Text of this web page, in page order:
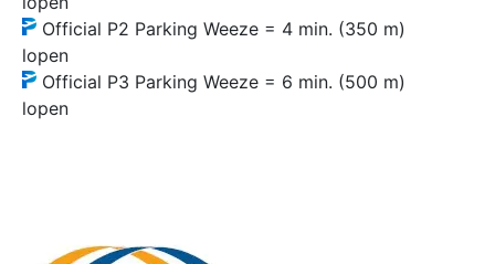
Official P2 Parking Weeze = 4 min. (350 m)
lopen
Official P3 Parking Weeze = 6 min. (500 m)
lopen